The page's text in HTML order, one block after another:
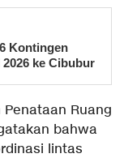
Kontingen
ke Cibubur
Ruang
bahwa
lintas